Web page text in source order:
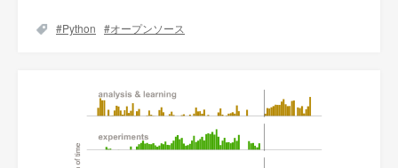
Python オープンソース